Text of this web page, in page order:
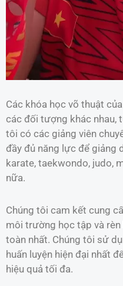
Các khóa học võ thuật
các đối tượng khác nhau,
tôi có các giảng viên
đầy đủ năng lực để giảng
karate, taekwondo, judo,
nữa.
Chúng tôi cam kết cung
môi trường học tập và rèn
toàn nhất. Chúng tôi sử
huấn luyện hiện đại nhất
hiệu quả tối đa.